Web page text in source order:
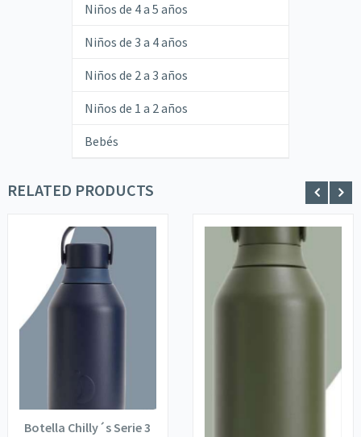
Niños de 4 a 5 años
Niños de 3 a 4 años
Niños de 2 a 3 años
Niños de 1 a 2 años
Bebés
RELATED PRODUCTS
Botella Chilly´s Serie 3